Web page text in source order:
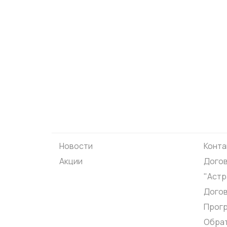
Новости
Акции